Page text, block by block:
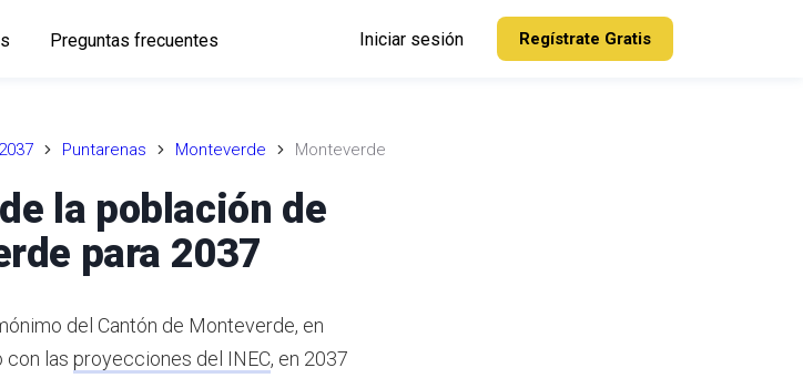
Preguntas frecuentes Iniciar sesión Regístrate Gratis
2037 Puntarenas Monteverde Monteverde
la población de
para 2037
del Cantón de Monteverde, en
con las proyecciones del INEC, en 2037